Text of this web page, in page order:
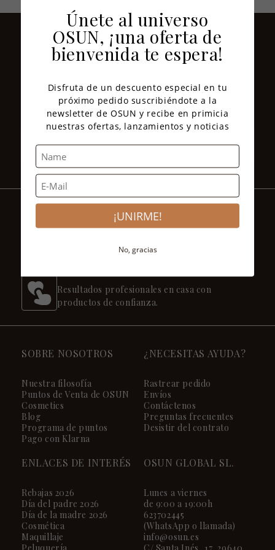
Únete al universo
OSUN, ¡una oferta de
bienvenida te espera!
Disfruta de un descuento especial en tu
próximo pedido suscribiéndote a la
newsletter de OSUN y recibe en primicia
nuestras ofertas, lanzamientos y noticias
¡UNIRME!
No, gracias
¡SUSCRÍBETE A NUESTROS
CORREOS ELECTRÓNICOS!
Obtén un 10% de descuento exclusivo en tu primera
compra.
Mejores marcas con calidad y autenticidad
garantizadas.
Te ayudamos a elegir el producto ideal con
Resultados profesionales en casa con
productos de confianza.
SOBRE NOSOTROS
Nuestra filosofía
Puntos de Venta de OSUN
Cosmetics
Blog
Programa de puntos
Pago con Klarna
¿NECESITAS AYUDA?
Rastrear pedido
Envíos
Contáctenos
Preguntas frecuentes
Desistir del contrato
ENLACES DE INTERÉS
Rebajas 2026
Día del padre 2026
Día de la madre 2026
Cosmética
Maquillaje
OSUN GLOBAL SL.
Lunes a viernes
de 9:00 a 19:00h
623702445
(WhatsApp o llamada)
info@osun.es